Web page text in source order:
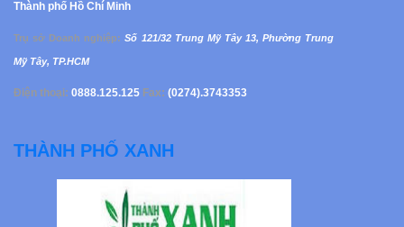
Thành phố Hồ Chí Minh
Trụ sở Doanh nghiệp:Số 121/32 Trung Mỹ Tây 13, Phường Trung
Mỹ Tây, TP.HCM
Điện thoại: 0888.125.125 Fax: (0274).3743353
THÀNH PHỐ XANH